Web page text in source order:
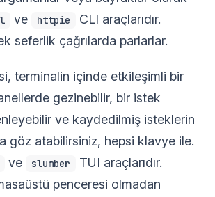
ve httpie
CLI araçlarıdır.
seferlik çağrılarda parlarlar.
terminalin içinde etkileşimli bir
gezinebilir, bir istek
ve kaydedilmiş isteklerin
göz atabilirsiniz, hepsi klavye ile.
ve slumber
TUI araçlarıdır.
penceresi olmadan